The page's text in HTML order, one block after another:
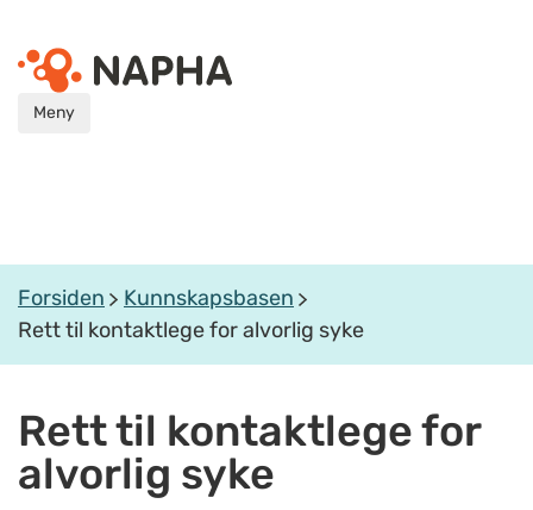
Meny
Forsiden
Kunnskapsbasen
Rett til kontaktlege for alvorlig syke
Rett til kontaktlege for
alvorlig syke